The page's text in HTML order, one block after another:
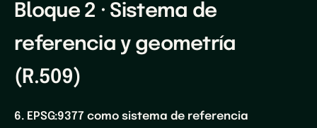
Bloque 2 · Sistema de
referencia y geometría
(R.509)
6. EPSG:9377 como sistema de referencia